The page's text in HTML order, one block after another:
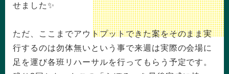
せました✨
ただ、ここまでアウトプットできた案をそのまま実
行するのは勿体無いという事で来週は実際の会場に
足を運び各班リハーサルを行ってもらう予定です。